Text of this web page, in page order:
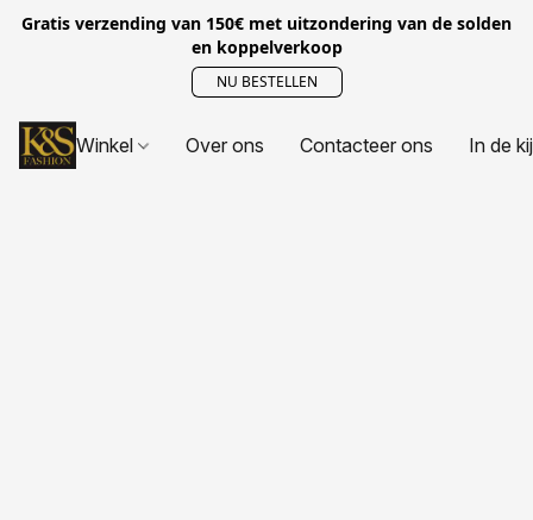
Gratis verzending van 150€ met uitzondering van de solden
en koppelverkoop
NU BESTELLEN
Winkel Over ons Contacteer ons In de